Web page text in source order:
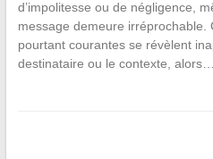
d’impolitesse ou de négligence,
message demeure irréprochable.
pourtant courantes se révèlent
destinataire ou le contexte, alors…